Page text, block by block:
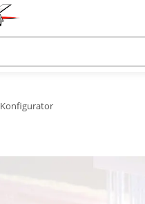
Konfigurator